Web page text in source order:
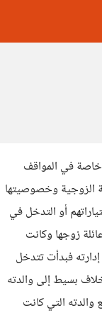
خاصة في المواقف
الزوجية وخصوصيتها
أو التدخل في
زوجها وكانت
فبدأت تتدخل
بسيط إلى والدته
التي كانت